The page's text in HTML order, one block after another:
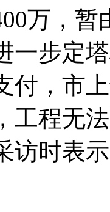
万，
一步定
付，市
工程无
访时表